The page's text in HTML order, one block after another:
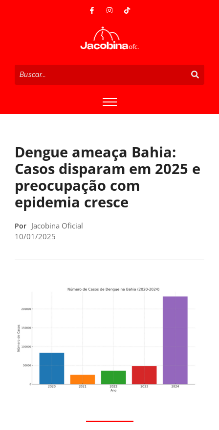
Dengue ameaça Bahia:
Casos disparam em 2025 e
preocupação com
epidemia cresce
Por Jacobina Oficial
10/01/2025